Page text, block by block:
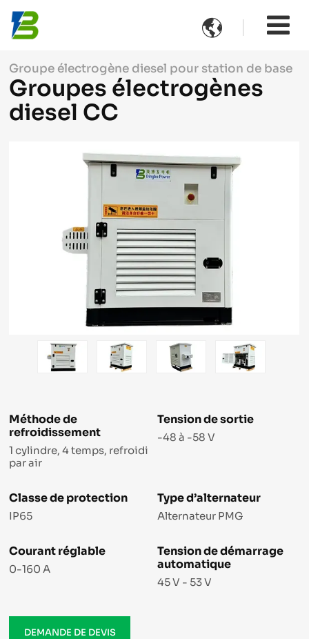

Groupe électrogène diesel pour station de base
Groupes électrogènes
diesel CC
Méthode de
refroidissement
1 cylindre, 4 temps, refroidi
par air
Tension de sortie
-48 à -58 V
Classe de protection
IP65
Type d’alternateur
Alternateur PMG
Courant réglable
0-160 A
Tension de démarrage
automatique
45 V - 53 V
DEMANDE DE DEVIS